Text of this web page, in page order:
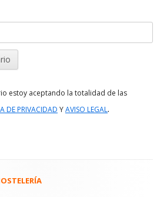
estoy aceptando la totalidad de las
DE PRIVACIDAD YAVISO LEGAL.